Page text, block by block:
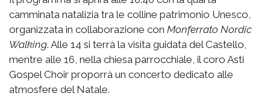
camminata natalizia tra le colline patrimonio Unesco,
organizzata in collaborazione con Monferrato Nordic
Walking. Alle 14 si terrà la visita guidata del Castello,
mentre alle 16, nella chiesa parrocchiale, il coro Asti
Gospel Choir proporrà un concerto dedicato alle
atmosfere del Natale.